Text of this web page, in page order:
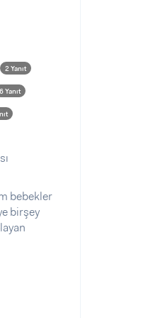
2 Yanıt
6 Yanıt
bebekler
birşey